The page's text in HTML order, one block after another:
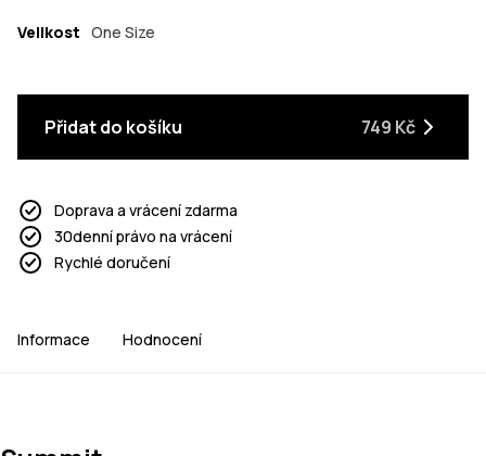
Velikost One Size
Přidat do košíku 749 Kč
Doprava a vrácení zdarma
30denní právo na vrácení
Rychlé doručení
Informace Hodnocení